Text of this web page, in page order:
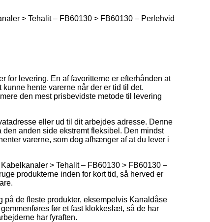
> Tehalit – FB60130 > FB60130 – Perlehvid
for levering. En af favoritterne er efterhånden at
hente varerne når der er tid til det.
den mest prisbevidste metode til levering
eller ud til dit arbejdes adresse. Denne
anden side ekstremt fleksibel. Den mindst
varerne, som dog afhænger af at du lever i
> Tehalit – FB60130 > FB60130 –
produkterne inden for kort tid, så herved er
de fleste produkter, eksempelvis Kanaldåse
før et fast klokkeslæt, så de har
har fyraften.